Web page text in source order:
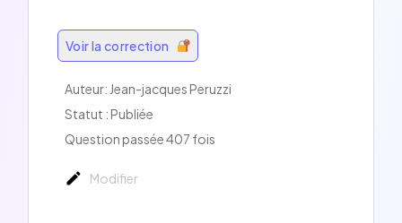
Voir la correction
Auteur: Jean-jacques Peruzzi
Statut : Publiée
Question passée 407 fois
Modifier